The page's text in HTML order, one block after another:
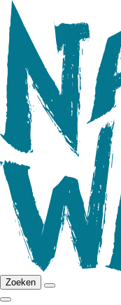
Zoeken